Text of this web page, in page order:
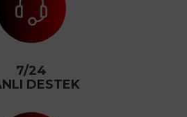
7/24
DESTEK